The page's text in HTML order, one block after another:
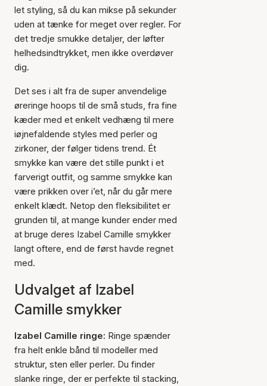
let styling, så du kan mikse på sekunder
uden at tænke for meget over regler. For
det tredje smukke detaljer, der løfter
helhedsindtrykket, men ikke overdøver
dig.
Det ses i alt fra de super anvendelige
øreringe hoops til de små studs, fra fine
kæder med et enkelt vedhæng til mere
iøjnefaldende styles med perler og
zirkoner, der følger tidens trend. Ét
smykke kan være det stille punkt i et
farverigt outfit, og samme smykke kan
være prikken over i’et, når du går mere
enkelt klædt. Netop den fleksibilitet er
grunden til, at mange kunder ender med
at bruge deres Izabel Camille smykker
langt oftere, end de først havde regnet
med.
Udvalget af Izabel
Camille smykker
Izabel Camille ringe: Ringe spænder
fra helt enkle bånd til modeller med
struktur, sten eller perler. Du finder
slanke ringe, der er perfekte til stacking,